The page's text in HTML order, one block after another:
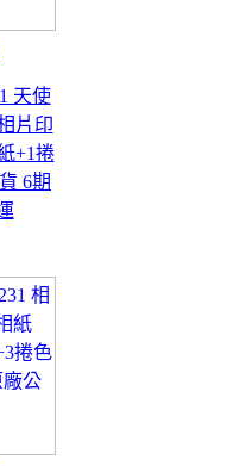
天使
片印
+1捲
6期